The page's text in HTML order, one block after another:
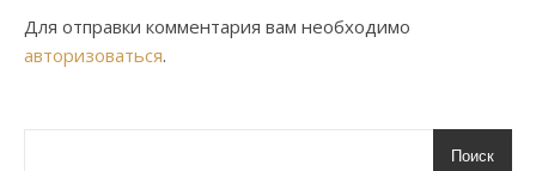
Для отправки комментария вам необходимо
авторизоваться.
Поиск